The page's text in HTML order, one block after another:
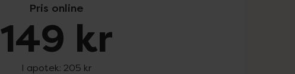
Pris online
149 kr
I apotek: 205 kr